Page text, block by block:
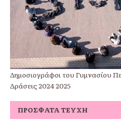
Δημοσιογράφοι του Γυμνασίου
Δράσεις 2024 2025
ΠΡΌΣΦΑΤΑ ΤΕΎΧΗ